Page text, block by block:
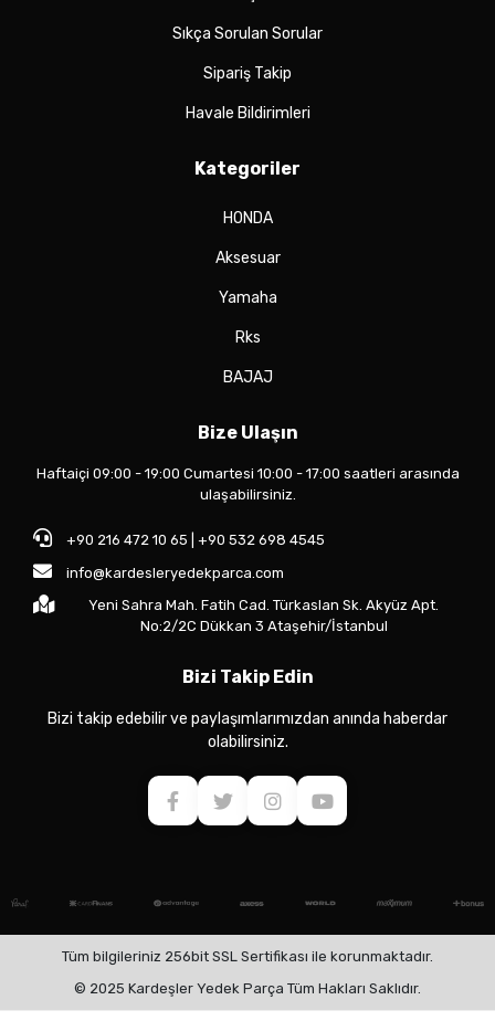
Sıkça Sorulan Sorular
Sipariş Takip
Havale Bildirimleri
Kategoriler
HONDA
Aksesuar
Yamaha
Rks
BAJAJ
Bize Ulaşın
Haftaiçi 09:00 - 19:00 Cumartesi 10:00 - 17:00 saatleri arasında
ulaşabilirsiniz.
+90 216 472 10 65 | +90 532 698 4545
info@kardesleryedekparca.com
Yeni Sahra Mah. Fatih Cad. Türkaslan Sk. Akyüz Apt.
No:2/2C Dükkan 3 Ataşehir/İstanbul
Bizi Takip Edin
Bizi takip edebilir ve paylaşımlarımızdan anında haberdar
olabilirsiniz.
Tüm bilgileriniz 256bit SSL Sertifikası ile korunmaktadır.
© 2025 Kardeşler Yedek Parça Tüm Hakları Saklıdır.